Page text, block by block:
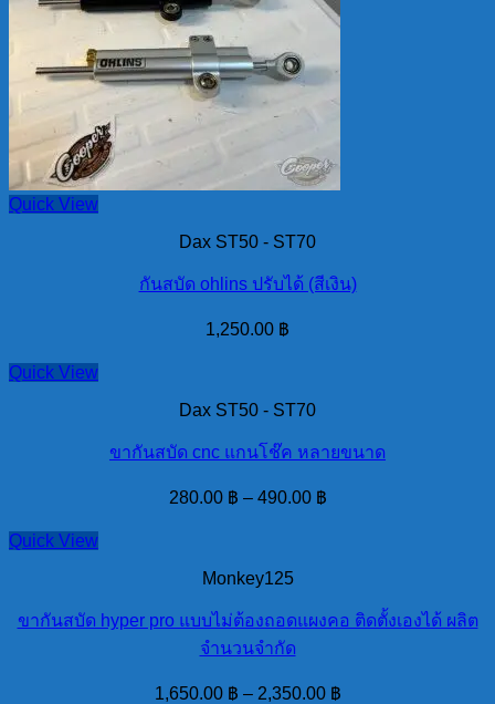
Quick View
Dax ST50 - ST70
กันสบัด ohlins ปรับได้ (สีเงิน)
1,250.00 ฿
Quick View
Dax ST50 - ST70
ขากันสบัด cnc แกนโช๊ค หลายขนาด
280.00 ฿ – 490.00 ฿
Quick View
Monkey125
ขากันสบัด hyper pro แบบไม่ต้องถอดแผงคอ ติดตั้งเองได้ ผลิต
จำนวนจำกัด
1,650.00 ฿ – 2,350.00 ฿